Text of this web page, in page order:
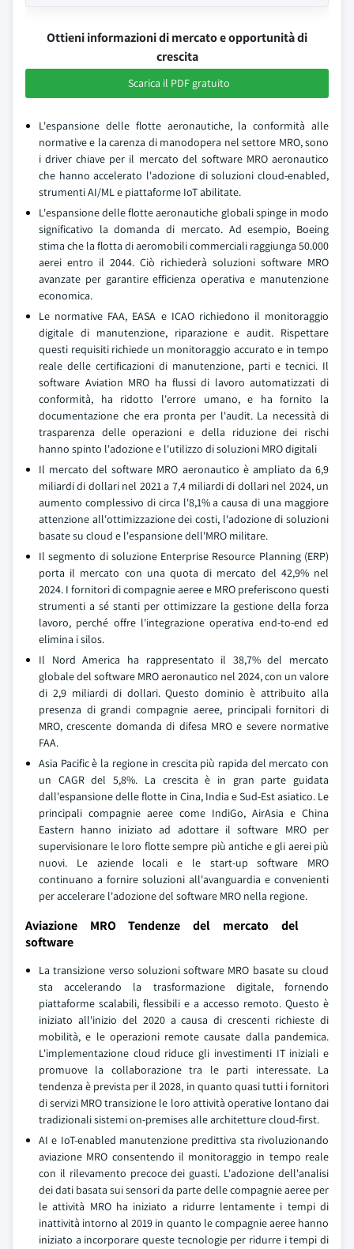
Ottieni informazioni di mercato e opportunità di
crescita
Scarica il PDF gratuito
L'espansione delle flotte aeronautiche, la conformità alle
normative e la carenza di manodopera nel settore MRO, sono
i driver chiave per il mercato del software MRO aeronautico
che hanno accelerato l'adozione di soluzioni cloud-enabled,
strumenti AI/ML e piattaforme IoT abilitate.
L'espansione delle flotte aeronautiche globali spinge in modo
significativo la domanda di mercato. Ad esempio, Boeing
stima che la flotta di aeromobili commerciali raggiunga 50.000
aerei entro il 2044. Ciò richiederà soluzioni software MRO
avanzate per garantire efficienza operativa e manutenzione
economica.
Le normative FAA, EASA e ICAO richiedono il monitoraggio
digitale di manutenzione, riparazione e audit. Rispettare
questi requisiti richiede un monitoraggio accurato e in tempo
reale delle certificazioni di manutenzione, parti e tecnici. Il
software Aviation MRO ha flussi di lavoro automatizzati di
conformità, ha ridotto l'errore umano, e ha fornito la
documentazione che era pronta per l'audit. La necessità di
trasparenza delle operazioni e della riduzione dei rischi
hanno spinto l'adozione e l'utilizzo di soluzioni MRO digitali
Il mercato del software MRO aeronautico è ampliato da 6,9
miliardi di dollari nel 2021 a 7,4 miliardi di dollari nel 2024, un
aumento complessivo di circa l'8,1% a causa di una maggiore
attenzione all'ottimizzazione dei costi, l'adozione di soluzioni
basate su cloud e l'espansione dell'MRO militare.
Il segmento di soluzione Enterprise Resource Planning (ERP)
porta il mercato con una quota di mercato del 42,9% nel
2024. I fornitori di compagnie aeree e MRO preferiscono questi
strumenti a sé stanti per ottimizzare la gestione della forza
lavoro, perché offre l'integrazione operativa end-to-end ed
elimina i silos.
Il Nord America ha rappresentato il 38,7% del mercato
globale del software MRO aeronautico nel 2024, con un valore
di 2,9 miliardi di dollari. Questo dominio è attribuito alla
presenza di grandi compagnie aeree, principali fornitori di
MRO, crescente domanda di difesa MRO e severe normative
FAA.
Asia Pacific è la regione in crescita più rapida del mercato con
un CAGR del 5,8%. La crescita è in gran parte guidata
dall'espansione delle flotte in Cina, India e Sud-Est asiatico. Le
principali compagnie aeree come IndiGo, AirAsia e China
Eastern hanno iniziato ad adottare il software MRO per
supervisionare le loro flotte sempre più antiche e gli aerei più
nuovi. Le aziende locali e le start-up software MRO
continuano a fornire soluzioni all'avanguardia e convenienti
per accelerare l'adozione del software MRO nella regione.
Aviazione MRO Tendenze del mercato del
software
La transizione verso soluzioni software MRO basate su cloud
sta accelerando la trasformazione digitale, fornendo
piattaforme scalabili, flessibili e a accesso remoto. Questo è
iniziato all'inizio del 2020 a causa di crescenti richieste di
mobilità, e le operazioni remote causate dalla pandemica.
L'implementazione cloud riduce gli investimenti IT iniziali e
promuove la collaborazione tra le parti interessate. La
tendenza è prevista per il 2028, in quanto quasi tutti i fornitori
di servizi MRO transizione le loro attività operative lontano dai
tradizionali sistemi on-premises alle architetture cloud-first.
AI e IoT-enabled manutenzione predittiva sta rivoluzionando
aviazione MRO consentendo il monitoraggio in tempo reale
con il rilevamento precoce dei guasti. L'adozione dell'analisi
dei dati basata sui sensori da parte delle compagnie aeree per
le attività MRO ha iniziato a ridurre lentamente i tempi di
inattività intorno al 2019 in quanto le compagnie aeree hanno
iniziato a incorporare queste tecnologie per ridurre i tempi di